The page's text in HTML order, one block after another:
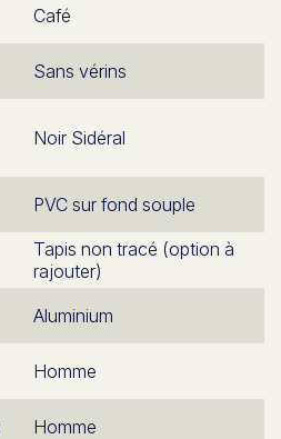
Café
Sans vérins
Noir Sidéral
PVC sur fond souple
Tapis non tracé (option à
rajouter)
Aluminium
Homme
Homme